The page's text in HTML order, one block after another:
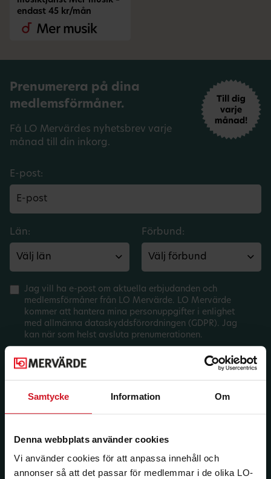
Samtycke Information Om
Denna webbplats använder cookies
Vi använder cookies för att anpassa innehåll och
annonser så att det passar för medlemmar i de olika LO-
endast 45 kr/mån
Prenumerera på dina
medlemsförmåner.
Få LO Mervärdes nyhetsbrev varje
månad till din inkorg.
E-post:
Län: Förbund:
Jag vill ha e-post om aktuella erbjudanden och
medlemsförmåner från LO Mervärde. LO Mervärde
kommer att hantera mina personuppgifter i enlighet
med allmänna dataskyddsförordningen (GDPR). Jag
kan när som helst avsluta prenumerationen.